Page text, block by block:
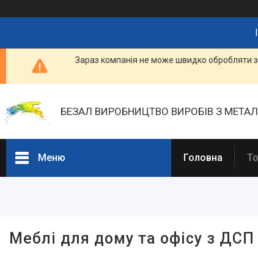
Зараз компанія не може швидко обробляти
БЕЗАЛ ВИРОБНИЦТВО ВИРОБІВ З
Меню Головна
Меблі для дому та офісу з ДСП